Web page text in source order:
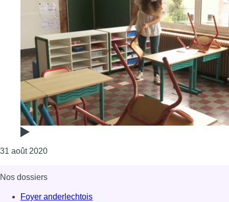
31 août 2020Consulter l'article "Rentrée scolaire : les retours
Nos dossiers
Foyer anderlechtois